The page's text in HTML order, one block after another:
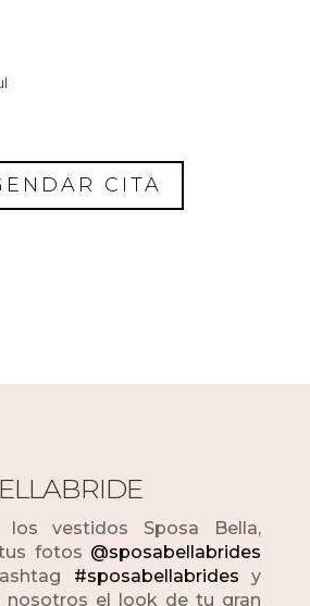
CITA
los vestidos Sposa Bella,
fotos @sposabellabrides
#sposabellabrides y
nosotros el look de tu gran